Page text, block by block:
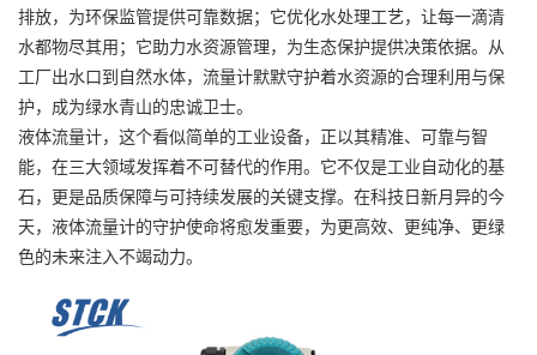
排放，为环保监管提供可靠数据；它优化水处理工艺，让每一滴清
水都物尽其用；它助力水资源管理，为生态保护提供决策依据。从
工厂出水口到自然水体，流量计默默守护着水资源的合理利用与保
护，成为绿水青山的忠诚卫士。
液体流量计，这个看似简单的工业设备，正以其精准、可靠与智
能，在三大领域发挥着不可替代的作用。它不仅是工业自动化的基
石，更是品质保障与可持续发展的关键支撑。在科技日新月异的今
天，液体流量计的守护使命将愈发重要，为更高效、更纯净、更绿
色的未来注入不竭动力。